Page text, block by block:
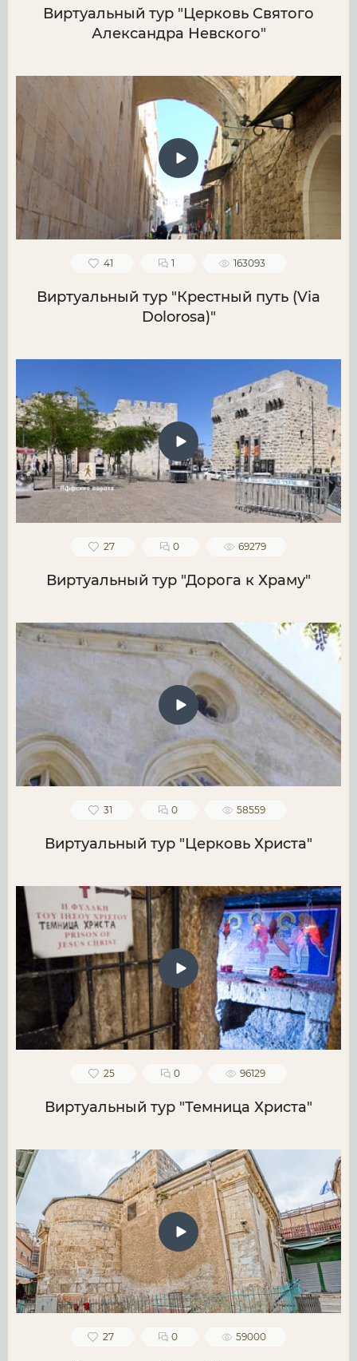
Виртуальный тур "Церковь Святого
Александра Невского"
41 1 163093
Виртуальный тур "Крестный путь (Via
Dolorosa)"
27 0 69279
Виртуальный тур "Дорога к Храму"
31 0 58559
Виртуальный тур "Церковь Христа"
25 0 96129
Виртуальный тур "Темница Христа"
27 0 59000